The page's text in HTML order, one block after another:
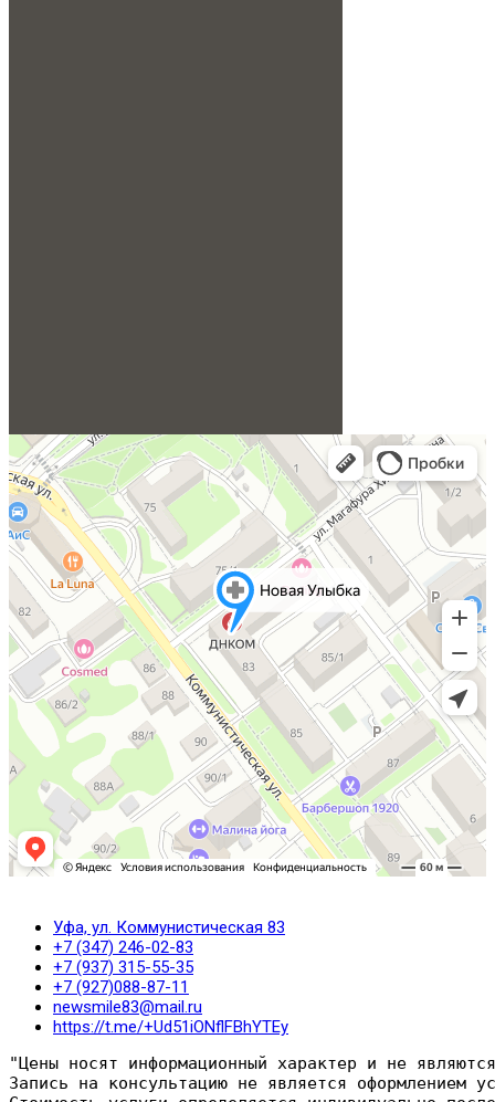
Уфа, ул. Коммунистическая 83
+7 (347) 246-02-83
+7 (937) 315-55-35
+7 (927)088-87-11
newsmile83@mail.ru
https://t.me/+Ud51iONflFBhYTEy
"Цены носят информационный характер и не
Запись на консультацию не является оформлением